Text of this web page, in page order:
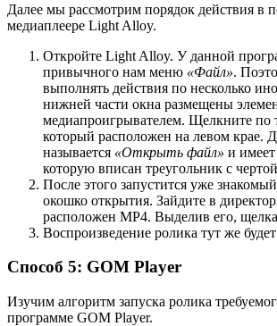
Далее мы рассмотрим порядок действия в
медиаплеере Light Alloy.
Откройте Light Alloy. У данной
привычного нам меню «Файл».
выполнять действия по несколько
нижней части окна размещены
медиапроигрывателем. Щелкните по
который расположен на левом крае.
называется «Открыть файл» и
которую вписан треугольник с
После этого запустится уже
окошко открытия. Зайдите в
расположен MP4. Выделив его,
Воспроизведение ролика тут же будет
Способ 5: GOM Player
Изучим алгоритм запуска ролика
программе GOM Player.